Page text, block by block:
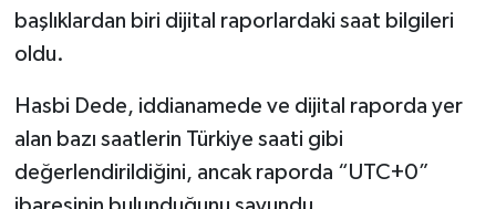
başlıklardan biri dijital raporlardaki saat bilgileri
oldu.
Hasbi Dede, iddianamede ve dijital raporda yer
alan bazı saatlerin Türkiye saati gibi
değerlendirildiğini, ancak raporda “UTC+0”